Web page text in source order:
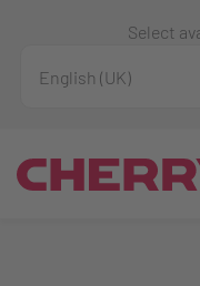
Select